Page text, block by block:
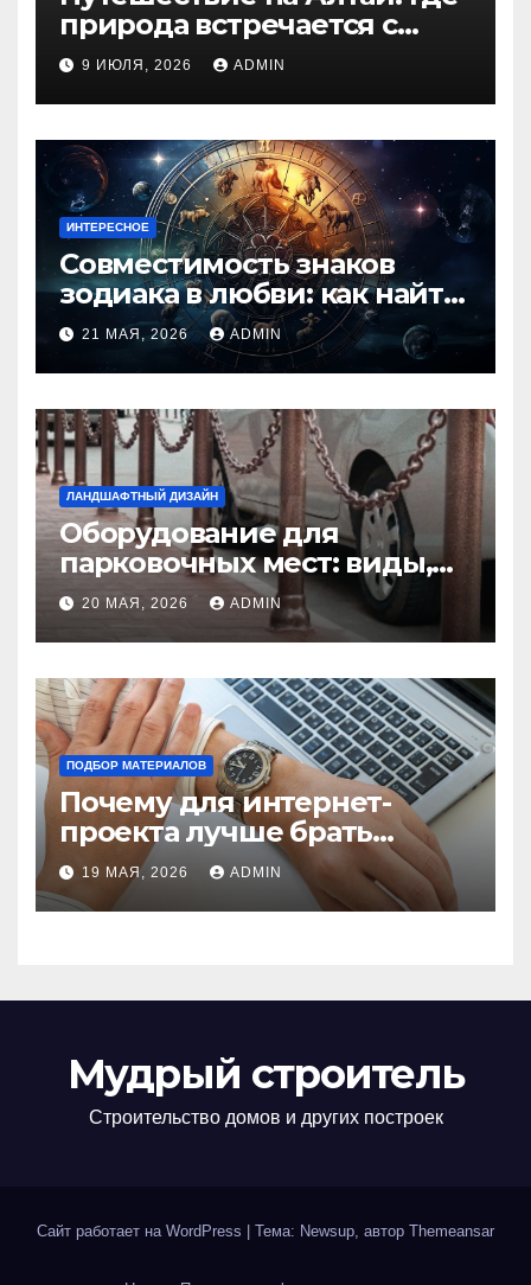
природа встречается с
духом приключений
9 ИЮЛЯ, 2026 ADMIN
ИНТЕРЕСНОЕ
Совместимость знаков
зодиака в любви: как найти
идеальную пару и
избежать конфликтов
21 МАЯ, 2026 ADMIN
ЛАНДШАФТНЫЙ ДИЗАЙН
Оборудование для
парковочных мест: виды,
функции и нормы
установки
20 МАЯ, 2026 ADMIN
ПОДБОР МАТЕРИАЛОВ
Почему для интернет-
проекта лучше брать
отдельный сервер:
преимущества и ключевые
аспекты
19 МАЯ, 2026 ADMIN
Мудрый строитель
Строительство домов и других построек
Сайт работает на WordPress Тема: Newsup, автор Themeansar